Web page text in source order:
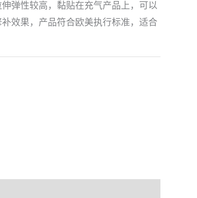
弹性较高，黏贴在充气产品上，可以
效果，产品符合欧美执行标准，适合